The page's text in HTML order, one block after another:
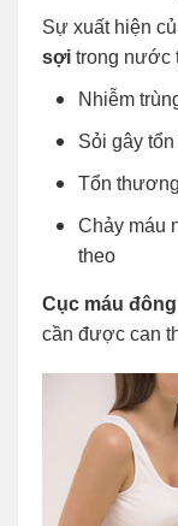
Sự xuất hiện
sợi trong nước
Nhiễm
Sỏi gây
Tổn
Chảy máu
theo
Cục máu
cần được can